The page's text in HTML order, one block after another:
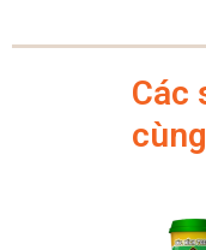
Các